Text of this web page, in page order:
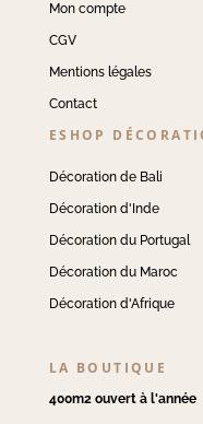
Mon compte
CGV
Mentions légales
Contact
ESHOP
Décoration de Bali
Décoration d'Inde
Décoration du Portugal
Décoration du Maroc
Décoration d'Afrique
LA BOUTIQUE
400m2 ouvert à l'année